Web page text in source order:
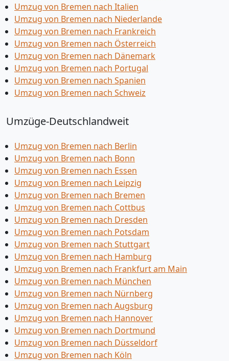
Umzug von Bremen nach Italien
Umzug von Bremen nach Niederlande
Umzug von Bremen nach Frankreich
Umzug von Bremen nach Österreich
Umzug von Bremen nach Dänemark
Umzug von Bremen nach Portugal
Umzug von Bremen nach Spanien
Umzug von Bremen nach Schweiz
Umzüge-Deutschlandweit
Umzug von Bremen nach Berlin
Umzug von Bremen nach Bonn
Umzug von Bremen nach Essen
Umzug von Bremen nach Leipzig
Umzug von Bremen nach Bremen
Umzug von Bremen nach Cottbus
Umzug von Bremen nach Dresden
Umzug von Bremen nach Potsdam
Umzug von Bremen nach Stuttgart
Umzug von Bremen nach Hamburg
Umzug von Bremen nach Frankfurt am Main
Umzug von Bremen nach München
Umzug von Bremen nach Nürnberg
Umzug von Bremen nach Augsburg
Umzug von Bremen nach Hannover
Umzug von Bremen nach Dortmund
Umzug von Bremen nach Düsseldorf
Umzug von Bremen nach Köln